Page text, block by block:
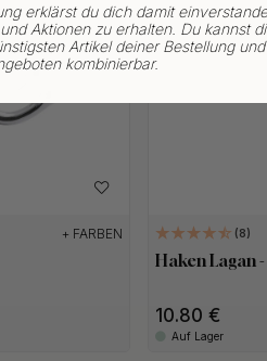
+ FARBEN 8
Haken Lagan
10.80
Auf Lager
erklärst du dich damit
Aktionen zu erhalten. Du kannst
Artikel deiner Bestellung
kombinierbar.